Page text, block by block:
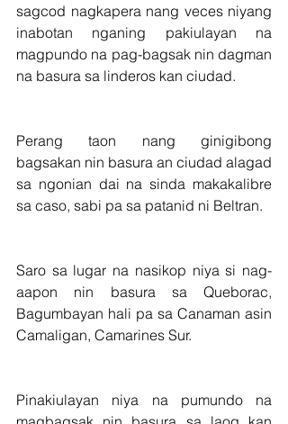
sagcod nagkapera nang veces niyang
inabotan nganing pakiulayan na
magpundo na pag-bagsak nin dagman
na basura sa linderos kan ciudad.
Perang taon nang ginigibong
bagsakan nin basura an ciudad alagad
sa ngonian dai na sinda makakalibre
sa caso, sabi pa sa patanid ni Beltran.
Saro sa lugar na nasikop niya si nag-
aapon nin basura sa Queborac,
Bagumbayan hali pa sa Canaman asin
Camaligan, Camarines Sur.
Pinakiulayan niya na pumundo na